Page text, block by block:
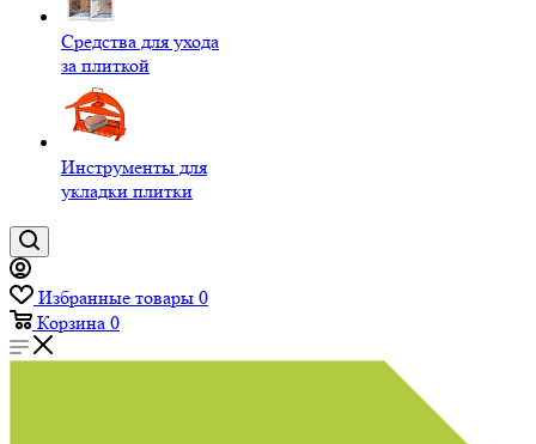
Средства для ухода
за плиткой
Инструменты для
укладки плитки
Избранные товары 0
Корзина 0